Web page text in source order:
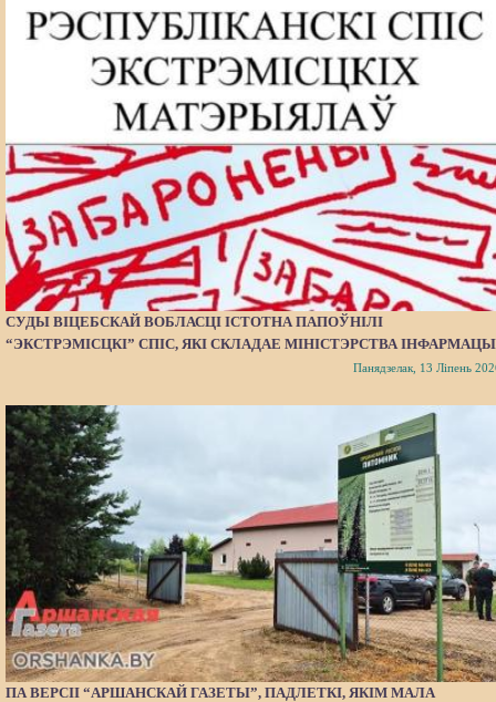
СУДЫ ВІЦЕБСКАЙ ВОБЛАСЦІ ІСТОТНА ПАПОЎНІЛІ
“ЭКСТРЭМІСЦКІ” СПІС, ЯКІ СКЛАДАЕ МІНІСТЭРСТВА
Панядзелак, 13 Ліпень
ПА ВЕРСІІ “АРШАНСКАЙ ГАЗЕТЫ”, ПАДЛЕТКІ, ЯКІМ МАЛА